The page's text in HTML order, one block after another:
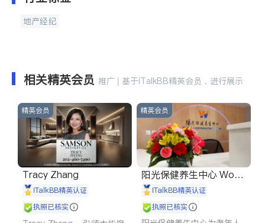
地产经纪
相关精英会员 推广 | 基于iTalkBB精英会员，进行展示
精英会员
Tracy Zhang
iTalkBB精英认证
执照已核实
精英会员
阳光保健养生中心 World
shine
iTalkBB精英认证
执照已核实